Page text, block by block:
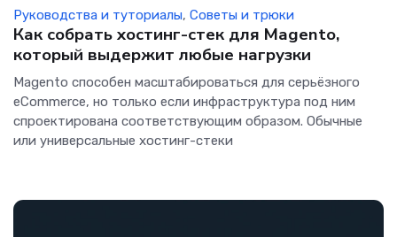
Руководства и туториалы, Советы и трюки
Как собрать хостинг-стек для Magento,
который выдержит любые нагрузки
Magento способен масштабироваться для серьёзного
eCommerce, но только если инфраструктура под ним
спроектирована соответствующим образом. Обычные
или универсальные хостинг-стеки